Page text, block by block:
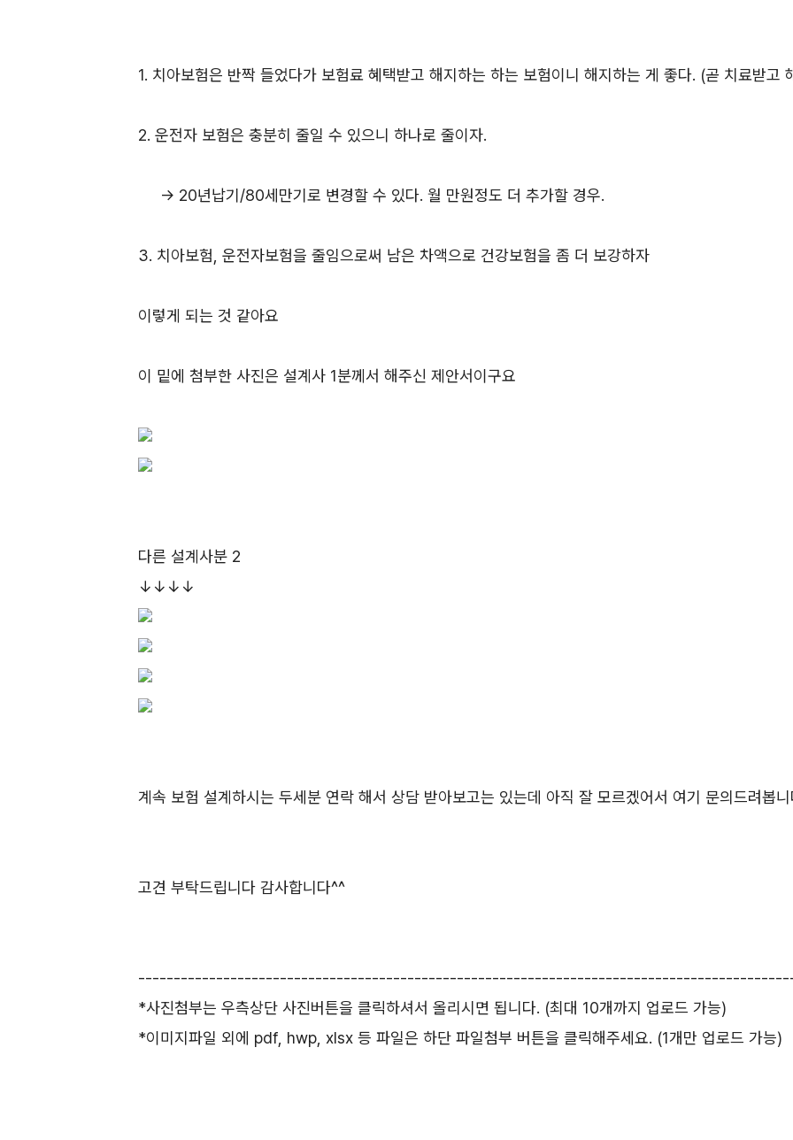
1. 치아보험은 반짝 들었다가 보험료 혜택받고 해지하는 하는 보험이니 해지하는 게 좋다. (곧 치료받고
2. 운전자 보험은 충분히 줄일 수 있으니 하나로 줄이자.
-> 20년납기/80세만기로 변경할 수 있다. 월 만원정도 더 추가할 경우.
3. 치아보험, 운전자보험을 줄임으로써 남은 차액으로 건강보험을 좀 더 보강하자
이렇게 되는 것 같아요
이 밑에 첨부한 사진은 설계사 1분께서 해주신 제안서이구요
다른 설계사분 2
↓↓↓↓
계속 보험 설계하시는 두세분 연락 해서 상담 받아보고는 있는데 아직 잘 모르겠어서 여기 문의드려봅니
고견 부탁드립니다 감사합니다^^
*사진첨부는 우측상단 사진버튼을 클릭하셔서 올리시면 됩니다. (최대 10개까지 업로드 가능)
*이미지파일 외에 pdf, hwp, xlsx 등 파일은 하단 파일첨부 버튼을 클릭해주세요. (1개만 업로드 가능)